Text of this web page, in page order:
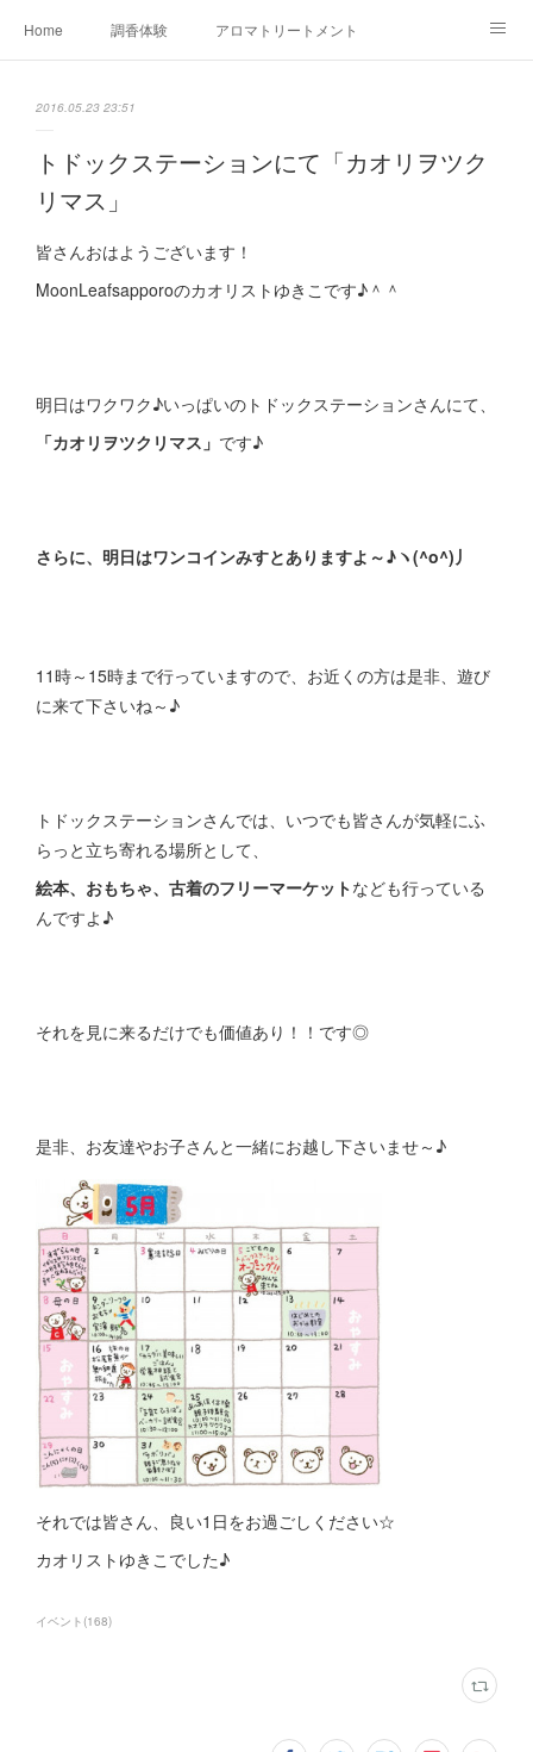
Home 調香体験 アロマトリートメントMenu
Ameblo
2016.05.23 23:51
トドックステーションにて「カオリヲツク
リマス」
皆さんおはようございます！
MoonLeafsapporoのカオリストゆきこです♪＾＾
明日はワクワク♪いっぱいのトドックステーションさんにて、
「カオリヲツクリマス」 です♪
さらに、明日はワンコインみすとありますよ～♪ヽ(^o^)丿
11時～15時まで行っていますので、お近くの方は是非、遊び
に来て下さいね～♪
トドックステーションさんでは、いつでも皆さんが気軽にふ
らっと立ち寄れる場所として、
絵本、おもちゃ、古着のフリーマーケットなども行っている
んですよ♪
それを見に来るだけでも価値あり！！です◎
是非、お友達やお子さんと一緒にお越し下さいませ～♪
それでは皆さん、良い1日をお過ごしください☆
カオリストゆきこでした♪
イベント (168)